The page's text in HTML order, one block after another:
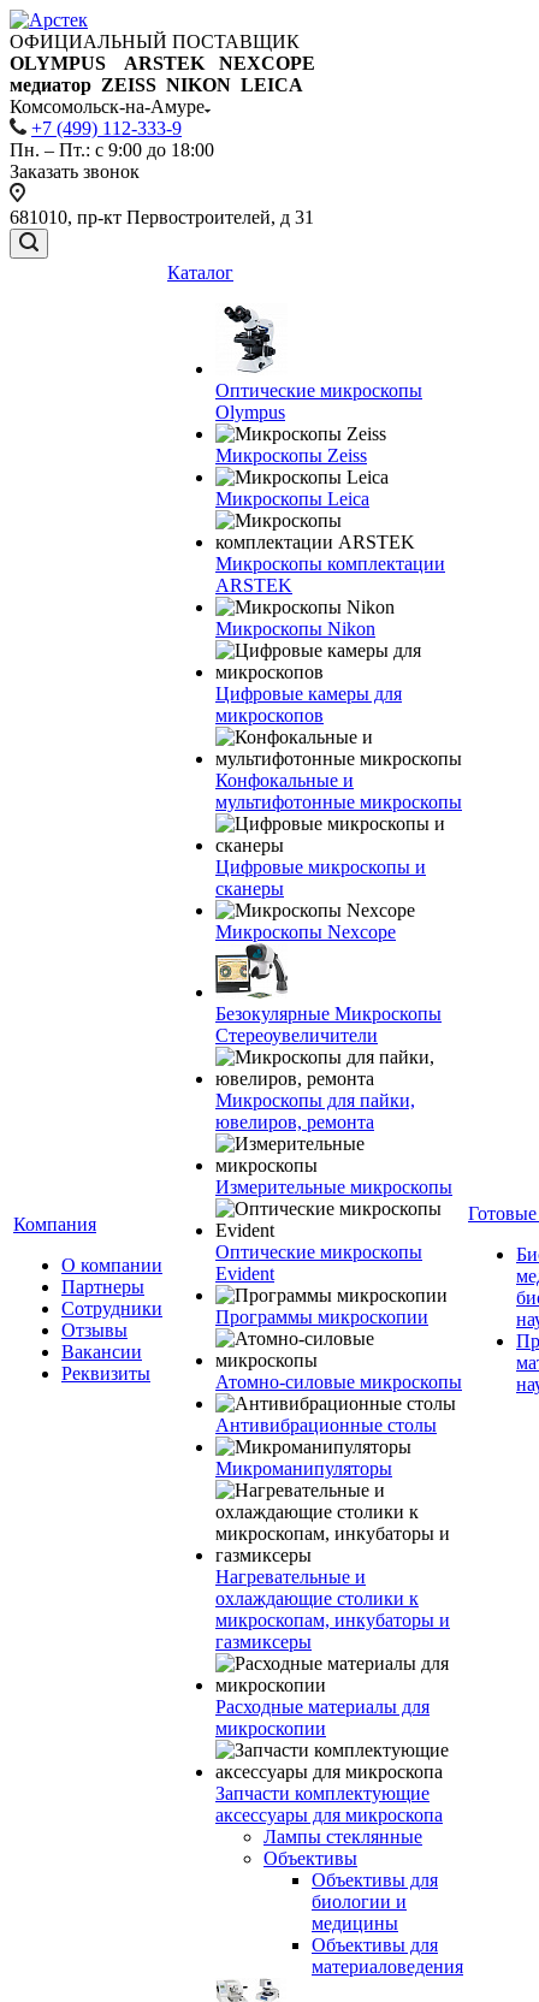
ОФИЦИАЛЬНЫЙ ПОСТАВЩИК
OLYMPUS ARSTEK NEXCOPE
медиатор ZEISS NIKON LEICA
Комсомольск-на-Амуре
+7 (499) 112-333-9
Пн. – Пт.: с 9:00 до 18:00
Заказать звонок
681010, пр-кт Первостроителей, д 31
Компания
О компании
Партнеры
Сотрудники
Отзывы
Вакансии
Реквизиты
Каталог
Оптические микроскопы
Olympus
Микроскопы Zeiss
Микроскопы Leica
Микроскопы комплектации
ARSTEK
Микроскопы Nikon
Цифровые камеры для
микроскопов
Конфокальные и
мультифотонные микроскопы
Цифровые микроскопы и
сканеры
Микроскопы Nexcope
Безокулярные Микроскопы
Стереоувеличители
Микроскопы для пайки,
ювелиров, ремонта
Измерительные микроскопы
Оптические микроскопы
Evident
Программы микроскопии
Атомно-силовые микроскопы
Антивибрационные столы
Микроманипуляторы
Нагревательные и
охлаждающие столики к
микроскопам, инкубаторы и
газмиксеры
Расходные материалы для
микроскопии
Запчасти комплектующие
аксессуары для микроскопа
Лампы стеклянные
Объективы
Объективы для
биологии и
медицины
Объективы для
материаловедения